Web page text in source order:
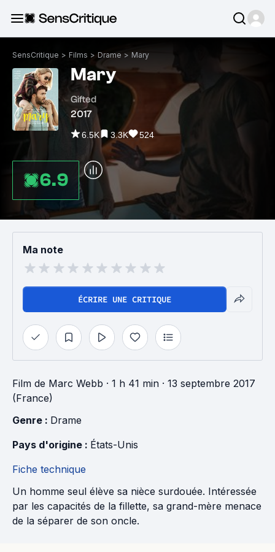
SensCritique > Films > Drame > Mary
Mary
Gifted
2017
6.5K 3.3K 524
6.9
Ma note
ÉCRIRE UNE CRITIQUE
Film de Marc Webb · 1 h 41 min · 13 septembre 2017
(France)
Genre : Drame
Pays d'origine : États-Unis
Fiche technique
Un homme seul élève sa nièce surdouée. Intéressée
par les capacités de la fillette, sa grand-mère menace
de la séparer de son oncle.